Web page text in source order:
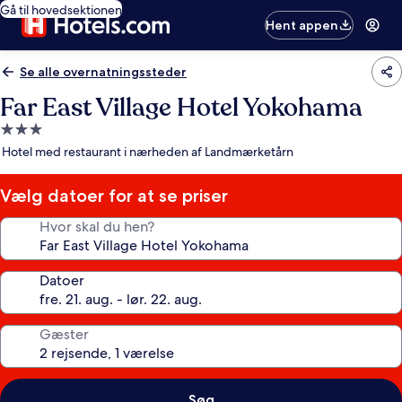
Gå til hovedsektionen
Hent appen
Se alle overnatningssteder
Far East Village Hotel Yokohama
3.0-
stjernet
Hotel med restaurant i nærheden af Landmærketårn
Vælg datoer for at se priser
Hvor skal du hen?
Datoer
Gæster